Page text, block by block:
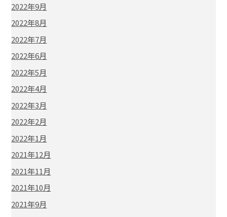
2022年9月
2022年8月
2022年7月
2022年6月
2022年5月
2022年4月
2022年3月
2022年2月
2022年1月
2021年12月
2021年11月
2021年10月
2021年9月